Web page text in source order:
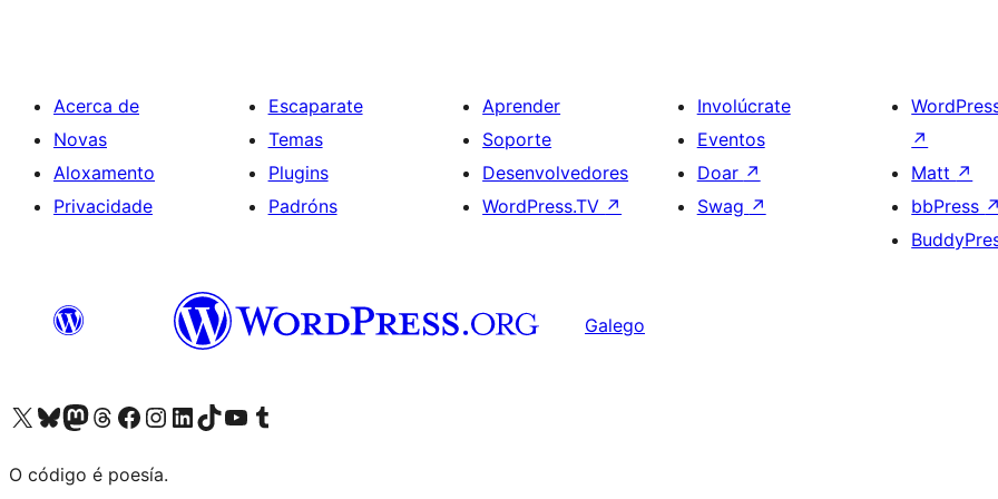
Acerca de
Novas
Aloxamento
Privacidade
Escaparate
Temas
Plugins
Padróns
Aprender
Soporte
Desenvolvedores
WordPress.TV ↗
Involúcrate
Eventos
Doar ↗
Swag ↗
↗
Matt ↗
bbPress ↗
Galego
Visita la cuenta de X (anteriormente Twitter)
Visita a nosa conta de Bluesky
Visita a nosa conta de Mastodon
Visita a nosa conta de Threads
Visita a nosa páxina de Facebook
Visita a nosa conta de Instagram
Visita a nosa conta de LinkedIn
Visita a nosa conta de TikTok
Visita a nosa canle de YouTube
Visita a nosa conta de Tumblr
O código é poesía.